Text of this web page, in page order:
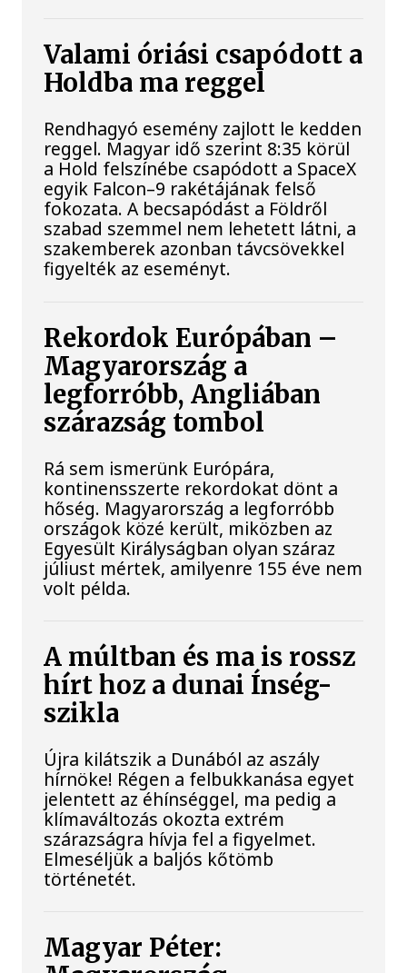
Valami óriási csapódott a
Holdba ma reggel
Rendhagyó esemény zajlott le kedden
reggel. Magyar idő szerint 8:35 körül
a Hold felszínébe csapódott a SpaceX
egyik Falcon–9 rakétájának felső
fokozata. A becsapódást a Földről
szabad szemmel nem lehetett látni, a
szakemberek azonban távcsövekkel
figyelték az eseményt.
Rekordok Európában –
Magyarország a
legforróbb, Angliában
szárazság tombol
Rá sem ismerünk Európára,
kontinensszerte rekordokat dönt a
hőség. Magyarország a legforróbb
országok közé került, miközben az
Egyesült Királyságban olyan száraz
júliust mértek, amilyenre 155 éve nem
volt példa.
A múltban és ma is rossz
hírt hoz a dunai Ínség-
szikla
Újra kilátszik a Dunából az aszály
hírnöke! Régen a felbukkanása egyet
jelentett az éhínséggel, ma pedig a
klímaváltozás okozta extrém
szárazságra hívja fel a figyelmet.
Elmeséljük a baljós kőtömb
történetét.
Magyar Péter: